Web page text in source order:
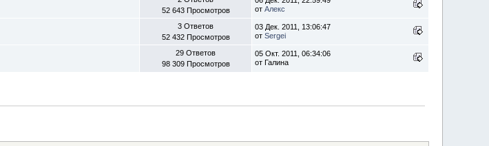
52 643 Просмотров
отАлекс
3 Ответов
52 432 Просмотров
03 Дек. 2011, 13:06:47
отSergei
29 Ответов
98 309 Просмотров
05 Окт. 2011, 06:34:06
от Галина